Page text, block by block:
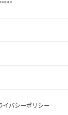
イバシーポリシー